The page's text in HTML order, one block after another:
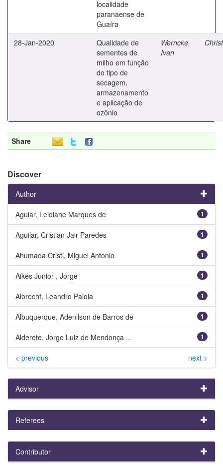
localidade
paranaense de
Guaíra
28-Jan-2020
Qualidade de
sementes de
milho em função
do tipo de
secagem,
armazenamento
e aplicação de
ozônio
Werncke,
Ivan
Share
Discover
Author
1
Aguiar, Leidiane Marques de
1
Aguilar, Cristian Jair Paredes
1
Ahumada Cristi, Miguel Antonio
1
Aikes Junior , Jorge
1
Albrecht, Leandro Paiola
1
Albuquerque, Adenilson de Barros de
1
Alderete, Jorge Luiz de Mendonça ...
< previous next >
Advisor
Referees
Contributor